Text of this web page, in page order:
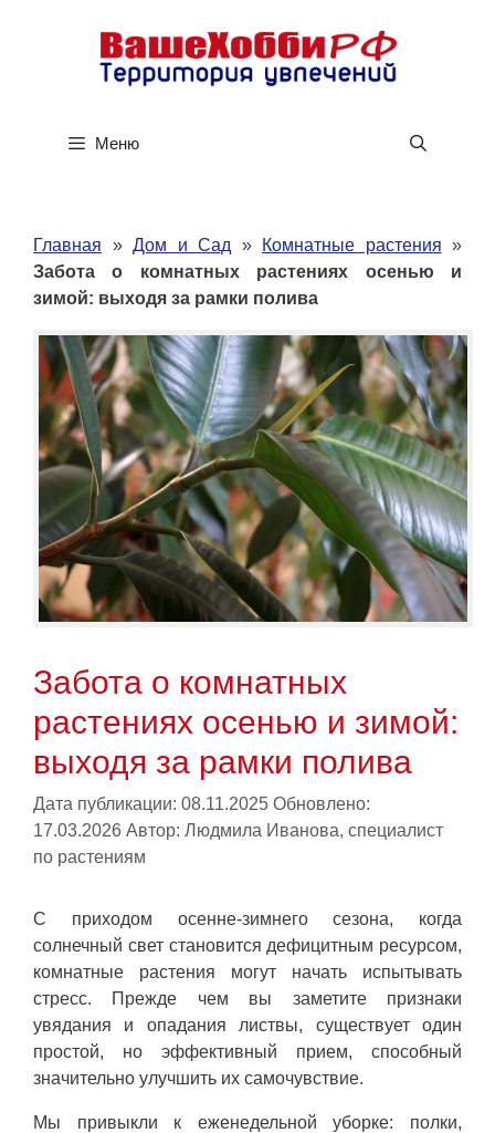
содержимому
Меню
Главная » Дом и Сад » Комнатные растения »
Забота о комнатных растениях осенью и
зимой: выходя за рамки полива
Забота о комнатных
растениях осенью и зимой:
выходя за рамки полива
Дата публикации: 08.11.2025 Обновлено:
17.03.2026 Автор: Людмила Иванова, специалист
по растениям
С приходом осенне-зимнего сезона, когда
солнечный свет становится дефицитным ресурсом,
комнатные растения могут начать испытывать
стресс. Прежде чем вы заметите признаки
увядания и опадания листвы, существует один
простой, но эффективный прием, способный
значительно улучшить их самочувствие.
Мы привыкли к еженедельной уборке: полки,